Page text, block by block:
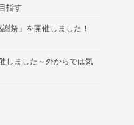
指す
祭」を開催しました！
しました～外からでは気